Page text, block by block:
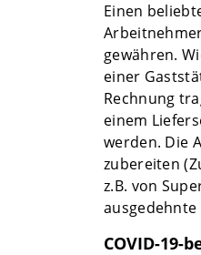
Einen
gewähren.
einer
Rechnung
einem
werden. Die
zubereiten
z.B. von
COVID-19-